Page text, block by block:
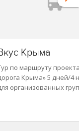
Крыма
по маршруту
Крыма» 5 дней/4
организованных